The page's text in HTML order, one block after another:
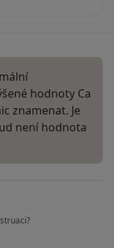
hodnoty Ca
znamenat. Je
není hodnota